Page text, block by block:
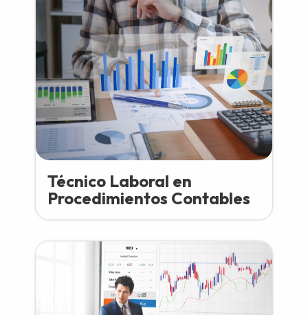
Técnico Laboral en
Procedimientos Contables